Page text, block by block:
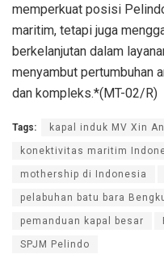
memperkuat posisi
maritim, tetapi juga
berkelanjutan dalam
menyambut pertumbuhan
dan kompleks.*(MT-02/R)
Tags: kapal induk MV Xin
konektivitas maritim
mothership di Indonesia
pelabuhan batu bara
pemanduan kapal besar
SPJM Pelindo